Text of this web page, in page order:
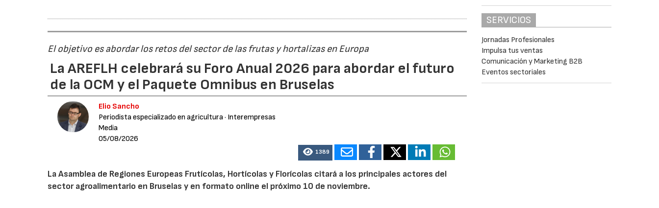
El objetivo es abordar los retos del sector de las frutas y hortalizas en Europa
La AREFLH celebrará su Foro Anual 2026 para abordar el futuro
de la OCM y el Paquete Omnibus en Bruselas
Elio Sancho
Periodista especializado en agricultura· Interempresas
Media
05/08/2026
1389
La Asamblea de Regiones Europeas Frutícolas, Hortícolas y Florícolas citará a los principales actores del
sector agroalimentario en Bruselas y en formato online el próximo 10 de noviembre.
SERVICIOS
Jornadas Profesionales
Impulsa tus ventas
Comunicación y Marketing B2B
Eventos sectoriales